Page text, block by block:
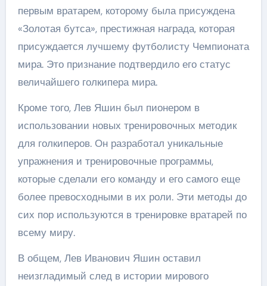
первым вратарем, которому была присуждена
«Золотая бутса», престижная награда, которая
присуждается лучшему футболисту Чемпионата
мира. Это признание подтвердило его статус
величайшего голкипера мира.
Кроме того, Лев Яшин был пионером в
использовании новых тренировочных методик
для голкиперов. Он разработал уникальные
упражнения и тренировочные программы,
которые сделали его команду и его самого еще
более превосходными в их роли. Эти методы до
сих пор используются в тренировке вратарей по
всему миру.
В общем, Лев Иванович Яшин оставил
неизгладимый след в истории мирового